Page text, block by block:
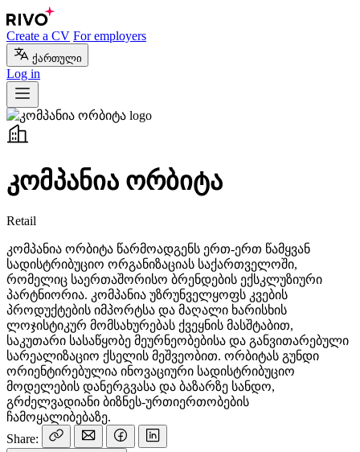
Create a CV For employers
ქართული
Log in
კომპანია ორბიტა
Retail
კომპანია ორბიტა წარმოადგენს ერთ-ერთ წამყვან
სადისტრიბუციო ორგანიზაციას საქართველოში,
რომელიც საერთაშორისო ბრენდების ექსკლუზიური
პარტნიორია. კომპანია უზრუნველყოფს კვების
პროდუქტების იმპორტსა და მაღალი ხარისხის
ლოჯისტიკურ მომსახურებას ქვეყნის მასშტაბით,
საკუთარი სასაწყობე მეურნეობებისა და განვითარებული
სარეალიზაციო ქსელის მეშვეობით. ორბიტას გუნდი
ორიენტირებულია ინოვაციური სადისტრიბუციო
მოდელების დანერგვასა და ბაზარზე სანდო,
გრძელვადიანი ბიზნეს-ურთიერთობების
ჩამოყალიბებაზე.
Share: